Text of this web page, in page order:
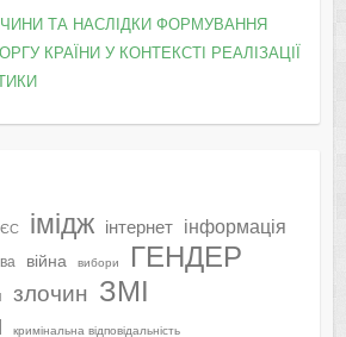
ТА НАСЛІДКИ ФОРМУВАННЯ
КРАЇНИ У КОНТЕКСТІ РЕАЛІЗАЦІЇ
ЄС імідж інтернет інформація
війна вибори ГЕНДЕР
злочин ЗМІ
кримінальна відповідальність